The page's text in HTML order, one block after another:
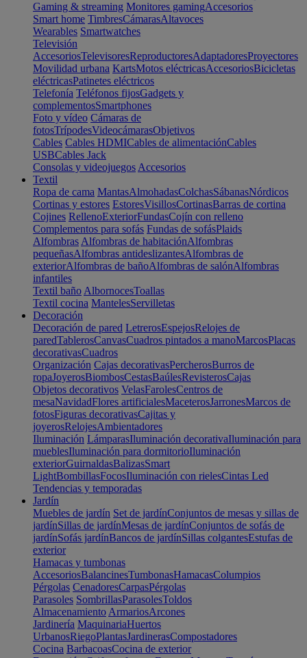
Gaming & streaming Monitores gamingAccesorios
Smart home TimbresCámarasAltavoces
Wearables Smartwatches
Televisión
AccesoriosTelevisoresReproductoresAdaptadoresProyectores
Movilidad urbana KartsMotos eléctricasAccesoriosBicicletas
eléctricasPatinetes eléctricos
Telefonía Teléfonos fijosGadgets y
complementosSmartphones
Foto y vídeo Cámaras de
fotosTrípodesVideocámarasObjetivos
Cables Cables HDMICables de alimentaciónCables
USBCables Jack
Consolas y videojuegos Accesorios
Textil
Ropa de cama MantasAlmohadasColchasSábanasNórdicos
Cortinas y estores EstoresVisillosCortinasBarras de cortina
Cojines RellenoExteriorFundasCojín con relleno
Complementos para sofás Fundas de sofásPlaids
Alfombras Alfombras de habitaciónAlfombras
pequeñasAlfombras antideslizantesAlfombras de
exteriorAlfombras de bañoAlfombras de salónAlfombras
infantiles
Textil baño AlbornocesToallas
Textil cocina MantelesServilletas
Decoración
Decoración de pared LetrerosEspejosRelojes de
paredTablerosCanvasCuadros pintados a manoMarcosPlacas
decorativasCuadros
Organización Cajas decorativasPercherosBurros de
ropaJoyerosBiombosCestasBaúlesRevisterosCajas
Objetos decorativos VelasFarolesCentros de
mesaNavidadFlores artificialesMaceterosJarronesMarcos de
fotosFiguras decorativasCajitas y
joyerosRelojesAmbientadores
Iluminación LámparasIluminación decorativaIluminación para
mueblesIluminación para dormitorioIluminación
exteriorGuirnaldasBalizasSmart
LightBombillasFocosIluminación con rielesCintas Led
Tendencias y temporadas
Jardín
Muebles de jardín Set de jardínConjuntos de mesas y sillas de
jardínSillas de jardínMesas de jardínConjuntos de sofás de
jardínSofás jardínBancos de jardínSillas colgantesEstufas de
exterior
Hamacas y tumbonas
AccesoriosBalancinesTumbonasHamacasColumpios
Pérgolas CenadoresCarpasPérgolas
Parasoles SombrillasParasolesToldos
Almacenamiento ArmariosArcones
Jardinería MaquinariaHuertos
UrbanosRiegoPlantasJardinerasCompostadores
Cocina BarbacoasCocina de exterior